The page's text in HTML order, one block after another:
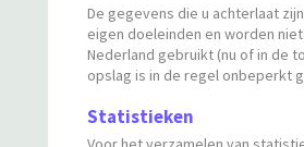
De gegevens die u achterlaat
eigen doeleinden en worden
Nederland gebruikt (nu of in de
opslag is in de regel onbeperkt
Statistieken